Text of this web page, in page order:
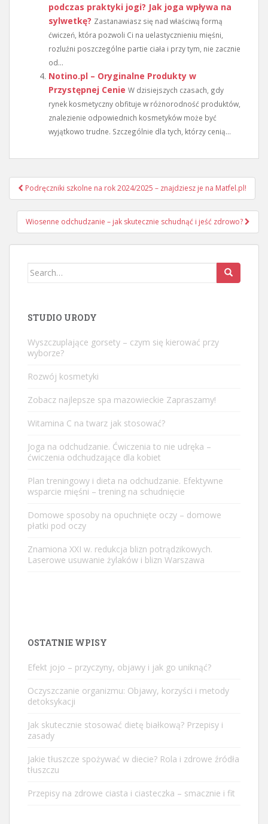
podczas praktyki jogi? Jak joga wpływa na
sylwetkę? Zastanawiasz się nad właściwą formą
ćwiczeń, która pozwoli Ci na uelastycznieniu mięśni,
rozluźni poszczególne partie ciała i przy tym, nie zacznie
od...
Notino.pl – Oryginalne Produkty w
Przystępnej Cenie W dzisiejszych czasach, gdy
rynek kosmetyczny obfituje w różnorodność produktów,
znalezienie odpowiednich kosmetyków może być
wyjątkowo trudne. Szczególnie dla tych, którzy cenią...
Nawigacja
wpisu
Podręczniki szkolne na rok 2024/2025 – znajdziesz je na Matfel.pl!
Wiosenne odchudzanie – jak skutecznie schudnąć i jeść zdrowo?
Search
STUDIO URODY
Wyszczuplające gorsety – czym się kierować przy
wyborze?
Rozwój kosmetyki
Zobacz najlepsze spa mazowieckie Zapraszamy!
Witamina C na twarz jak stosować?
Joga na odchudzanie. Ćwiczenia to nie udręka –
ćwiczenia odchudzające dla kobiet
Plan treningowy i dieta na odchudzanie. Efektywne
wsparcie mięśni – trening na schudnięcie
Domowe sposoby na opuchnięte oczy – domowe
płatki pod oczy
Znamiona XXI w. redukcja blizn potrądzikowych.
Laserowe usuwanie żylaków i blizn Warszawa
OSTATNIE WPISY
Efekt jojo – przyczyny, objawy i jak go uniknąć?
Oczyszczanie organizmu: Objawy, korzyści i metody
detoksykacji
Jak skutecznie stosować dietę białkową? Przepisy i
zasady
Jakie tłuszcze spożywać w diecie? Rola i zdrowe źródła
tłuszczu
Przepisy na zdrowe ciasta i ciasteczka – smacznie i fit